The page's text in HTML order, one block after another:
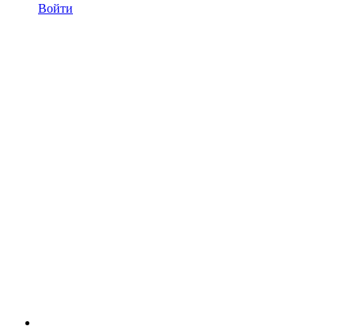
Войти